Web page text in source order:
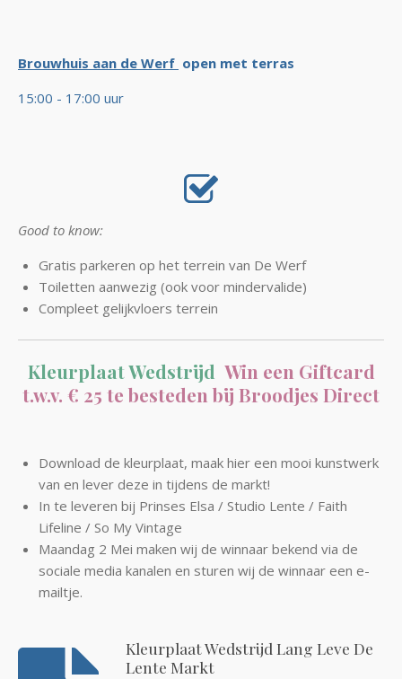
Brouwhuis aan de Werf open met terras
15:00 - 17:00 uur
Good to know:
Gratis parkeren op het terrein van De Werf
Toiletten aanwezig (ook voor mindervalide)
Compleet gelijkvloers terrein
Kleurplaat Wedstrijd Win een Giftcard
t.w.v. € 25 te besteden bij Broodjes Direct
Download de kleurplaat, maak hier een mooi kunstwerk
van en lever deze in tijdens de markt!
In te leveren bij Prinses Elsa / Studio Lente / Faith
Lifeline / So My Vintage
Maandag 2 Mei maken wij de winnaar bekend via de
sociale media kanalen en sturen wij de winnaar een e-
mailtje.
Kleurplaat Wedstrijd Lang Leve De
Lente Markt